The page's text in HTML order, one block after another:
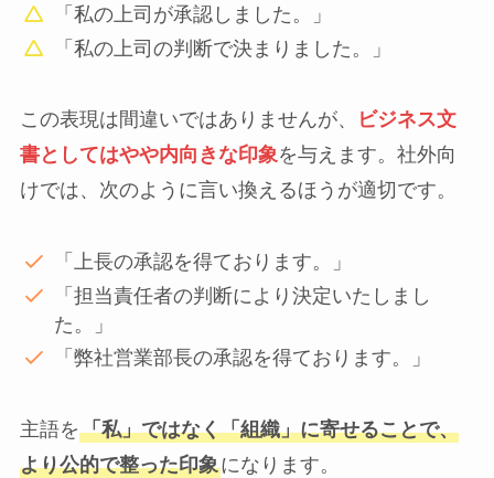
「私の上司が承認しました。」
「私の上司の判断で決まりました。」
この表現は間違いではありませんが、
ビジネス文
書としてはやや内向きな印象を与えます。社外向
けでは、次のように言い換えるほうが適切です。
「上長の承認を得ております。」
「担当責任者の判断により決定いたしまし
た。」
「弊社営業部長の承認を得ております。」
主語を「私」ではなく「組織」に寄せることで、
より公的で整った印象になります。